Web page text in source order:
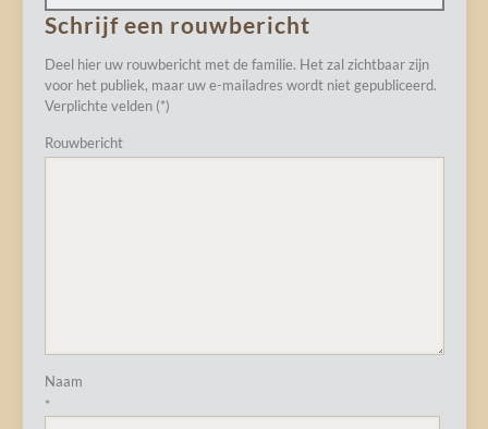
Schrijf een rouwbericht
Deel hier uw rouwbericht met de familie. Het zal zichtbaar zijn
voor het publiek, maar uw e-mailadres wordt niet gepubliceerd.
Verplichte velden (*)
Rouwbericht
Naam
*